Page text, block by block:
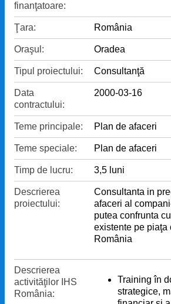
finanţatoare:
Ţara: România
Oraşul: Oradea
Tipul proiectului: Consultanţă
Data
contractului:
2000-03-16
Teme principale: Plan de afaceri
Teme speciale: Plan de afaceri
Timp de lucru: 3,5 luni
Descrierea
proiectului:
Consultanta in
afaceri al
putea confrunta
existente pe piaţa
România
Descrierea
activităţilor IHS
România:
Training în
strategice,